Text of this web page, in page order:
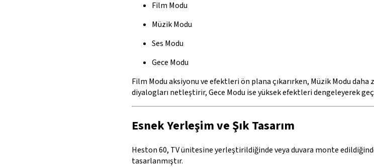
Film Modu
Müzik Modu
Ses Modu
Gece Modu
Film Modu aksiyonu ve efektleri ön plana çıkarırken, Müzik Modu daha
diyalogları netleştirir, Gece Modu ise yüksek efektleri dengeleyerek
Esnek Yerleşim ve Şık Tasarım
Heston 60, TV ünitesine yerleştirildiğinde veya duvara monte
tasarlanmıştır.